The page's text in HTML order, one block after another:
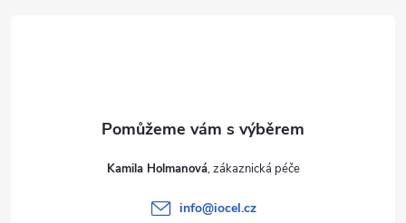
Kamila Holmanová
info@iocel.cz